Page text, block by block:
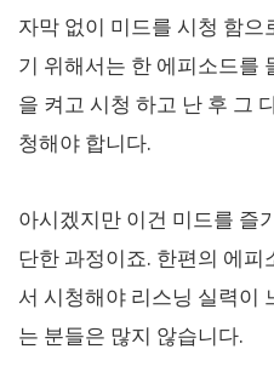
자막 없이 미드를 시청 함
기 위해서는 한 에피소드를
을 켜고 시청 하고 난 후 그
청해야 합니다.
아시겠지만 이건 미드를 즐
단한 과정이죠. 한편의 에
서 시청해야 리스닝 실력이
는 분들은 많지 않습니다.